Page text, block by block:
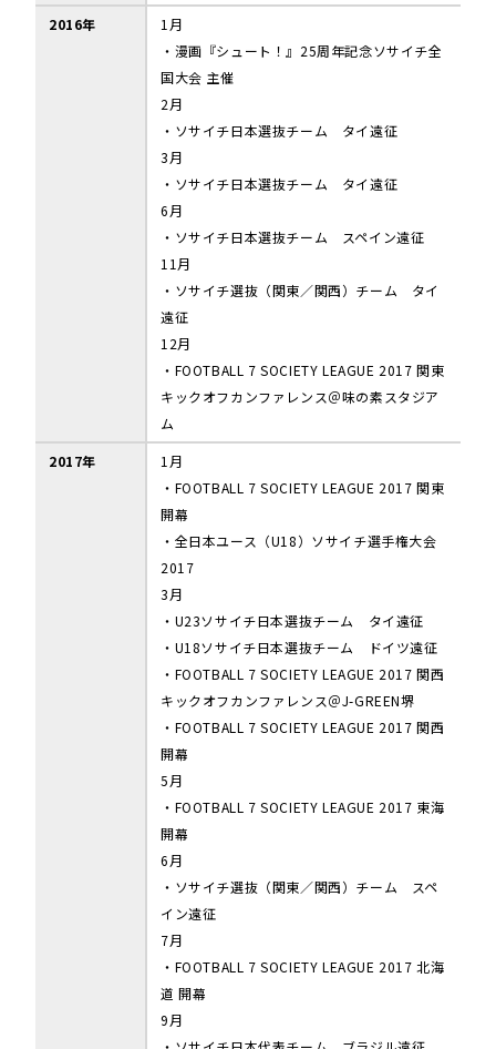
2016年
1月
・漫画『シュート！』25周年記念ソサイチ全
国大会 主催
2月
・ソサイチ日本選抜チーム タイ遠征
3月
・ソサイチ日本選抜チーム タイ遠征
6月
・ソサイチ日本選抜チーム スペイン遠征
11月
・ソサイチ選抜（関東／関西）チーム タイ
遠征
12月
・FOOTBALL 7 SOCIETY LEAGUE 2017 関東
キックオフカンファレンス＠味の素スタジア
ム
2017年
1月
・FOOTBALL 7 SOCIETY LEAGUE 2017 関東
開幕
・全日本ユース（U18）ソサイチ選手権大会
2017
3月
・U23ソサイチ日本選抜チーム タイ遠征
・U18ソサイチ日本選抜チーム ドイツ遠征
・FOOTBALL 7 SOCIETY LEAGUE 2017 関西
キックオフカンファレンス＠J-GREEN堺
・FOOTBALL 7 SOCIETY LEAGUE 2017 関西
開幕
5月
・FOOTBALL 7 SOCIETY LEAGUE 2017 東海
開幕
6月
・ソサイチ選抜（関東／関西）チーム スペ
イン遠征
7月
・FOOTBALL 7 SOCIETY LEAGUE 2017 北海
道 開幕
9月